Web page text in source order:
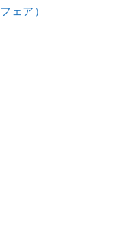
ェア）